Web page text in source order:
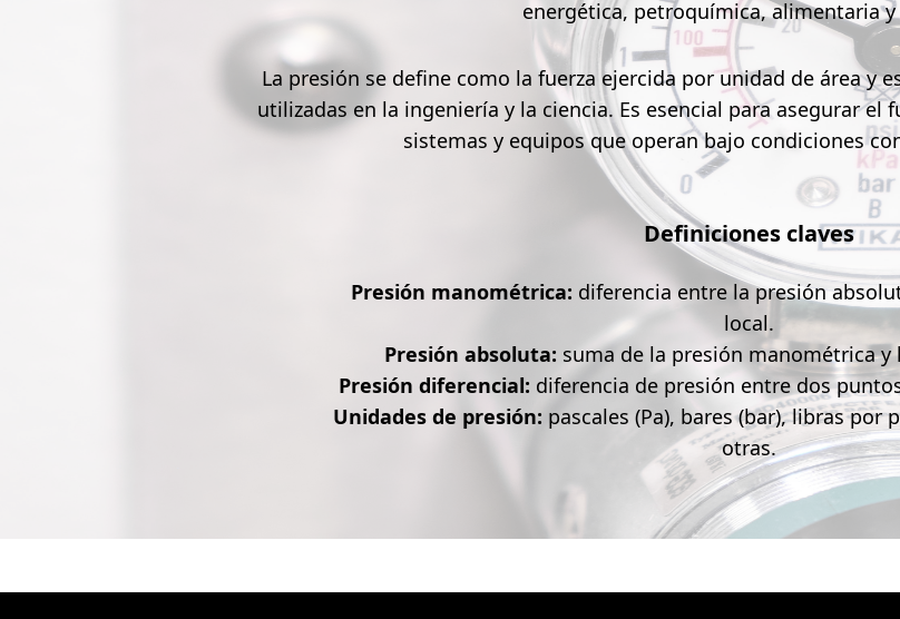
energética, petroquímica, alimentaria y
La presión se define como la fuerza ejercida por unidad de área y
utilizadas en la ingeniería y la ciencia. Es esencial para asegurar
sistemas y equipos que operan bajo condiciones
Definiciones claves
Presión manométrica: diferencia entre la presión
local.
Presión absoluta: suma de la presión manométrica
Presión diferencial: diferencia de presión entre dos
Unidades de presión: pascales (Pa), bares (bar), libras por
otras.